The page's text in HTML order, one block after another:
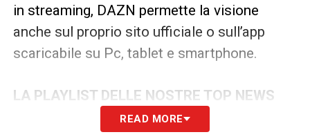
in streaming, DAZN permette la visione
anche sul proprio sito ufficiale o sull’app
scaricabile su Pc, tablet e smartphone.
LA PLAYLIST DELLE NOSTRE TOP NEWS
READ MORE